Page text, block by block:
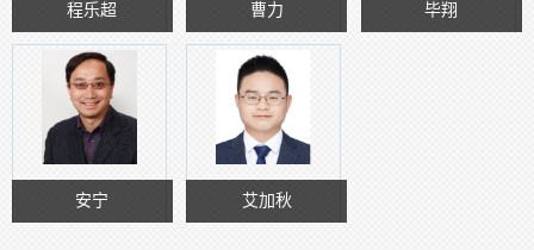
程乐超 曹力 毕翔
安宁 艾加秋